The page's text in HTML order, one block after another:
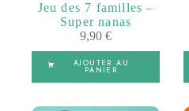
Jeu des 7 familles –
Super nanas
9,90€
AJOUTER AU
PANIER